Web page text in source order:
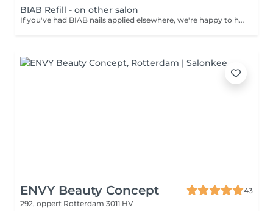
BIAB Refill - on other salon
If you've had BIAB nails applied elsewhere, we're happy to help maintain and refresh them. This refill service includes nail reshaping and applying BIAB to fill in new growth, ensuring your nails stay strong and natural-looking. Optional gel polish can be added for a personalized finish. A great way to extend the life of your BIAB nailsno matter where they were originally done. For best results and healthy nails, BIAB refills should be done within 3.5 weeks.
ENVY Beauty Concept
43
292, oppert Rotterdam 3011 HV